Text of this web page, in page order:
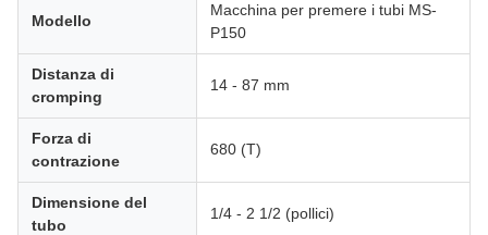
Modello
Macchina per premere i tubi MS-
P150
Distanza di
cromping
14 - 87 mm
Forza di
contrazione
680 (T)
Dimensione del
tubo
1/4 - 2 1/2 (pollici)